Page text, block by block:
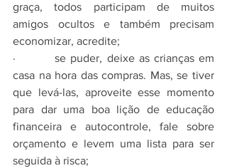
graça, todos participam de muitos
amigos ocultos e também precisam
economizar, acredite;
·         se puder, deixe as crianças em
casa na hora das compras. Mas, se tiver
que levá-las, aproveite esse momento
para dar uma boa lição de educação
financeira e autocontrole, fale sobre
orçamento e levem uma lista para ser
seguida à risca;